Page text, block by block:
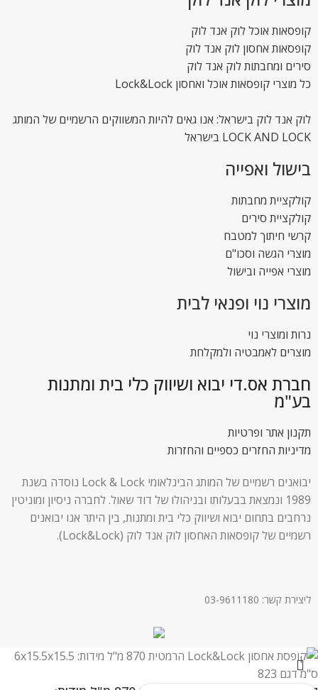
קופסאות אוכל לוק אנד לוק
קופסאות אחסון לוק אנד לוק
סירים ומחבתות לוק אנד לוק
כל מוצרי קופסאות אוכל ואחסון Lock&Lock
לוק אנד לוק בישראל: אנו גאים להיות המשווקים הרשמיים של המותג
LOCK AND LOCK בישראל
בישול ואפייה
קולקציית מחבתות
קולקציית סירים
קרשי חיתוך למטבח
מוצרי הגשה וסכו"ם
מוצרי אפייה ובישול
מוצרי נוי ופנאי לבית
נרות ומוצרי נוי
מוצרים לאמבטיה ולמקלחת
חברת אס.די יבוא ושיווק כלי בית ומתנות
בע"מ
תקנון אתר ופרטיות
מדיניות החזרים כספיים והחזרות
יבואנים רשמיים של המותג הבינלאומי Lock & Lock נוסדה בשנת
1989 ונמצאת בבעלותו ובניהולו של דוד שאול. לחברה ניסיון ומוניטין
נרחבים בתחום יבוא ושיווק כלי בית ומתנות, בין היתר אנו יבואנים
רשמיים של קופסאות האחסון לוק אנד לוק (Lock&Lock).
ליצירת קשר: 03-9611180